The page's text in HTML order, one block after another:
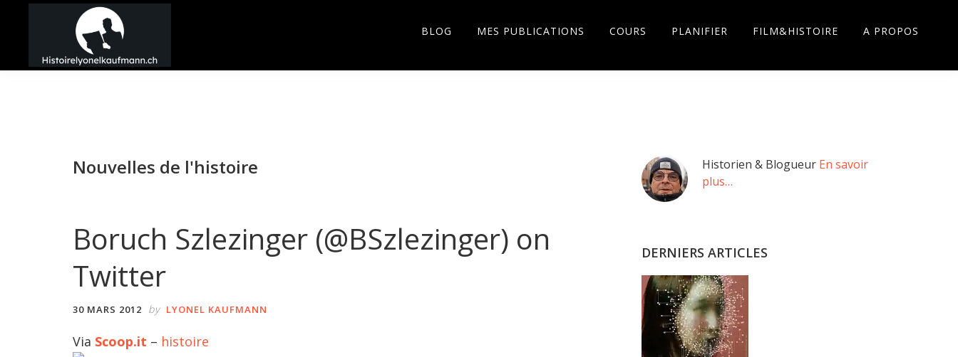
navigation
principal
barreHistoire
BLOG MES PUBLICATIONS COURS PLANIFIER FILM&HISTOIRE A PROPOS
Nouvelles de l'histoire
Boruch Szlezinger (@BSzlezinger) on
Twitter
30 MARS 2012 by LYONEL KAUFMANN
Via Scoop.it – histoire
Barre
latérale
Historien & Blogueur En savoir
plus…
DERNIERS ARTICLES